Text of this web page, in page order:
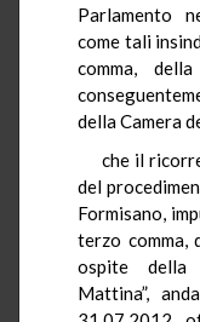
Parlamento
come tali
comma,
della Camera
che il
del
Formisano,
terzo comma,
ospite della
Mattina”,